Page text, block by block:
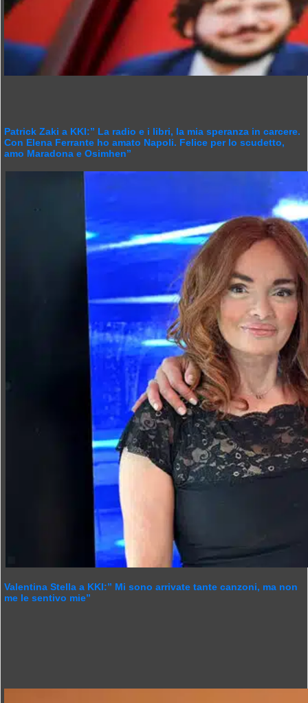
Patrick Zaki a KKI:” La radio e i libri, la mia speranza in carcere.
Con Elena Ferrante ho amato Napoli. Felice per lo scudetto,
amo Maradona e Osimhen”
Valentina Stella a KKI:” Mi sono arrivate tante canzoni, ma non
me le sentivo mie”